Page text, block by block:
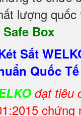
lượng
Safe Box
Sắt
Quốc Tế
đạt tiêu
chứng